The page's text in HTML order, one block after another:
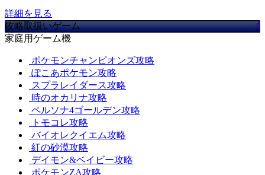
詳細を見る
攻略取扱いゲーム
家庭用ゲーム機
ポケモンチャンピオンズ攻略
ぽこあポケモン攻略
スプラレイダース攻略
時のオカリナ攻略
ペルソナ4ゴールデン攻略
トモコレ攻略
バイオレクイエム攻略
紅の砂漠攻略
デイモン&ベイビー攻略
ポケモンZA攻略